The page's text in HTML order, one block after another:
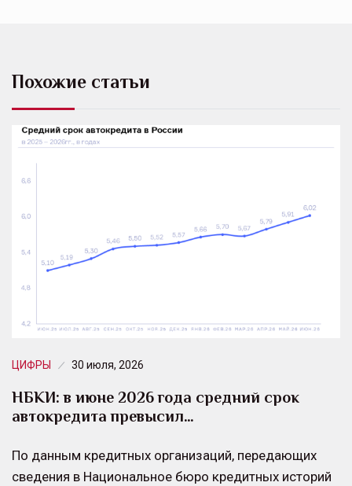
Похожие статьи
ЦИФРЫ 30 июля, 2026
НБКИ: в июне 2026 года средний срок
автокредита превысил…
По данным кредитных организаций, передающих
сведения в Национальное бюро кредитных историй